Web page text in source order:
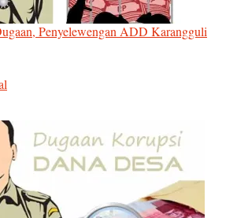
Penyelewengan ADD Karangguli